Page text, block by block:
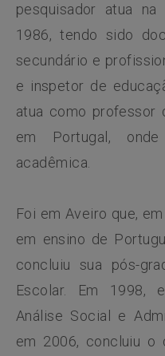
pesquisador atua
1986, tendo sido
secundário e
e inspetor de
atua como professor
em Portugal,
acadêmica.
Foi em Aveiro que,
em ensino de
concluiu sua pós-
Escolar. Em 1998,
Análise Social e
em 2006, concluiu o